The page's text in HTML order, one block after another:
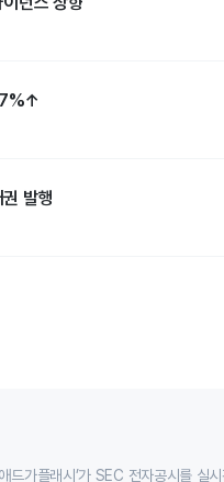
발행
드가플래시’가 SEC 전자공시를 실